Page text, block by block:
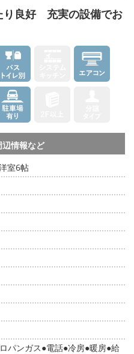
良好 充実の設備でお
情報など
室6帖
パンガス 電話 冷房 暖房 給